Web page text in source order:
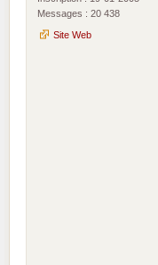
Messages : 20 438
Site Web